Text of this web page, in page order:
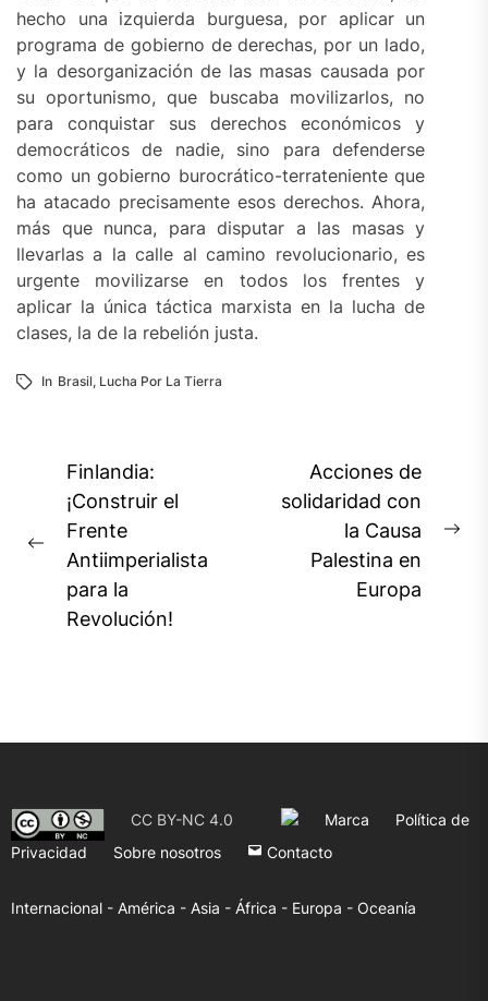
hecho una izquierda burguesa, por aplicar un
programa de gobierno de derechas, por un lado,
y la desorganización de las masas causada por
su oportunismo, que buscaba movilizarlos, no
para conquistar sus derechos económicos y
democráticos de nadie, sino para defenderse
como un gobierno burocrático-terrateniente que
ha atacado precisamente esos derechos. Ahora,
más que nunca, para disputar a las masas y
llevarlas a la calle al camino revolucionario, es
urgente movilizarse en todos los frentes y
aplicar la única táctica marxista en la lucha de
clases, la de la rebelión justa.
In Brasil, Lucha Por La Tierra
Navegación
entradas
Previous
post:
Finlandia:
¡Construir el
Frente
Antiimperialista
para la
Revolución!
Acciones de
solidaridad con
la Causa
Palestina en
Europa
CC BY-NC 4.0 Marca
Política de
Privacidad
Sobre nosotros Contacto
Internacional - América - Asia - África - Europa - Oceanía